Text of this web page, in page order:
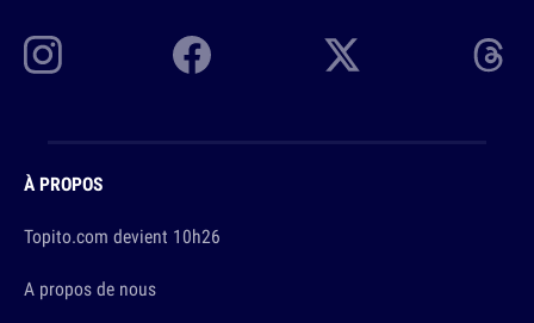
À PROPOS
Topito.com devient 10h26
A propos de nous